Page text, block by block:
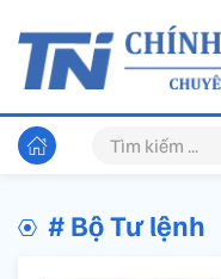
# Bộ Tư lệnh